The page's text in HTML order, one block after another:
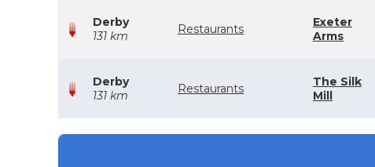
Derby
131 km
Restaurants
Exeter
Arms
Derby
131 km
Restaurants
The Silk
Mill